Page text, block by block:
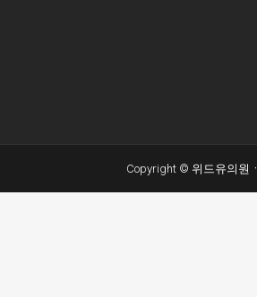
Copyright © 위드유의원